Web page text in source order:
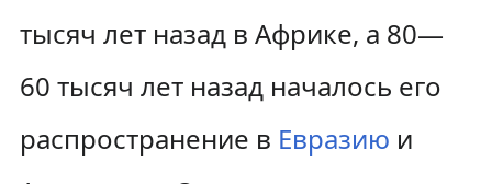
тысяч лет назад в Африке, а 80—
60 тысяч лет назад началось его
распространение в Евразию и